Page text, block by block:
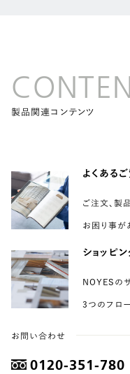
製品関連コンテンツ
よくある
ご注文、製
お困り事が
ショッピ
NOYESの
3つのフロ
お問い合わせ
0120-351-780